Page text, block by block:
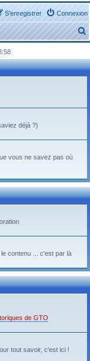
Connexion
S’enregistrer
e
c
déjà ?)
vous ne savez pas où
contenu ... c'est par là
de GTO
tout savoir, c'est ici !